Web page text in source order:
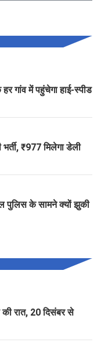
गांव में पहुंचेगा हाई-स्पीड
₹977 मिलेगा डेली
पुलिस के सामने क्यों झुकी
की रात, 20 दिसंबर से